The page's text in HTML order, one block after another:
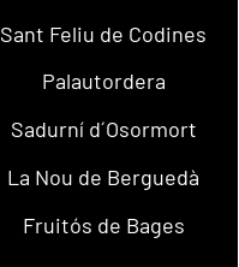
Sant Feliu de Codines
Palautordera
Sadurní d´Osormort
La Nou de Berguedà
Fruitós de Bages